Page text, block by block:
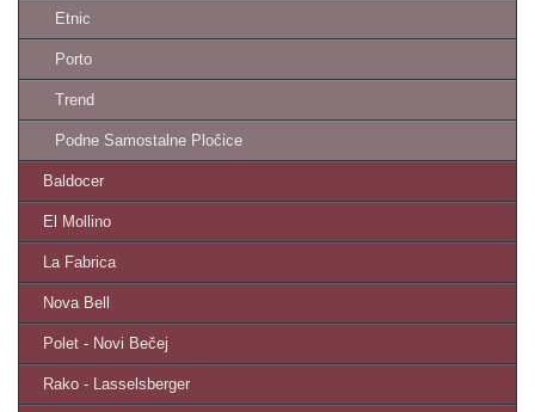
Etnic
Porto
Trend
Podne Samostalne Pločice
Baldocer
El Mollino
La Fabrica
Nova Bell
Polet - Novi Bečej
Rako - Lasselsberger